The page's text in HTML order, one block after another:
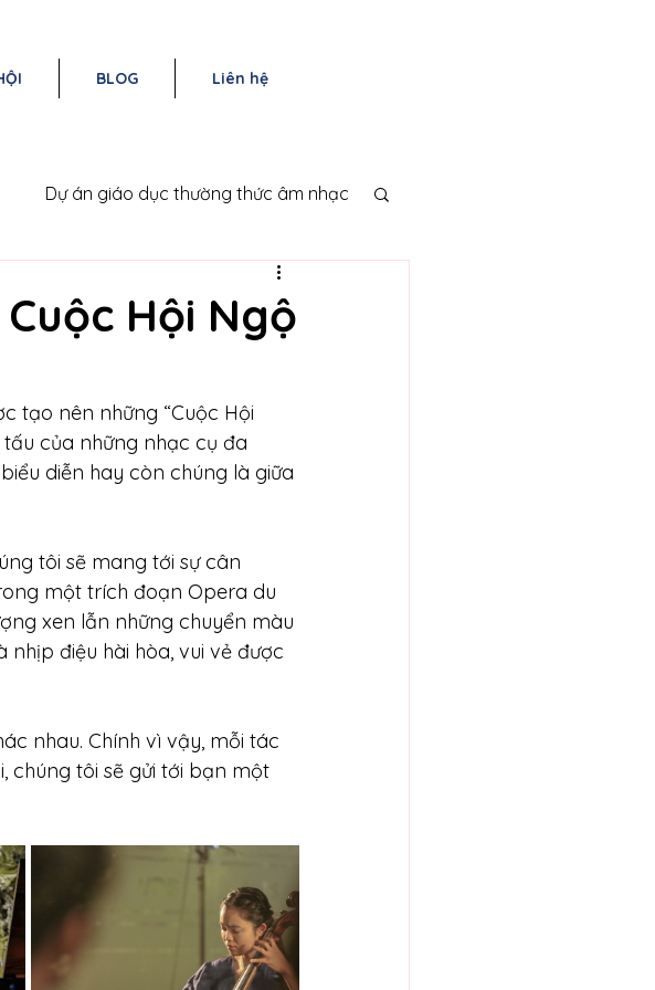
BLOG Liên hệ
Dự án giáo dục thường thức âm nhạc
Hội Ngộ
tạo nên những “Cuộc Hội
của những nhạc cụ đa
diễn hay còn chúng là giữa
tôi sẽ mang tới sự cân
một trích đoạn Opera du
xen lẫn những chuyển màu
điệu hài hòa, vui vẻ được
nhau. Chính vì vậy, mỗi tác
chúng tôi sẽ gửi tới bạn một